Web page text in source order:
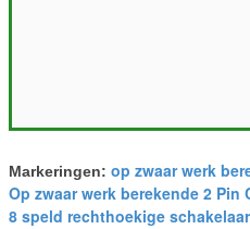
Markeringen: op zwaar werk
Op zwaar werk berekende 2 Pin
8 speld rechthoekige schakelaar